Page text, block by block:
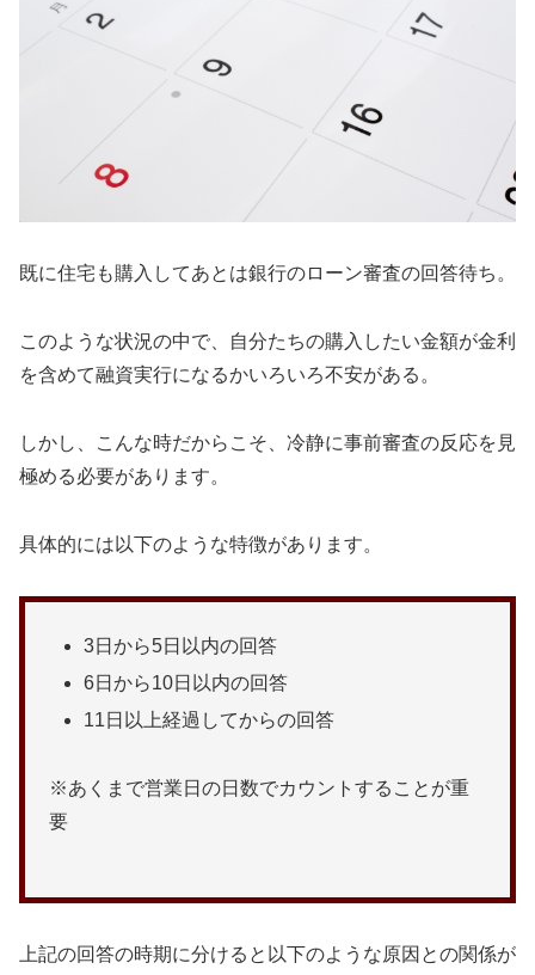
既に住宅も購入してあとは銀行のローン審査の回答待ち。
このような状況の中で、自分たちの購入したい金額が金利
を含めて融資実行になるかいろいろ不安がある。
しかし、こんな時だからこそ、冷静に事前審査の反応を見
極める必要があります。
具体的には以下のような特徴があります。
3日から5日以内の回答
6日から10日以内の回答
11日以上経過してからの回答
※あくまで営業日の日数でカウントすることが重
要
上記の回答の時期に分けると以下のような原因との関係が